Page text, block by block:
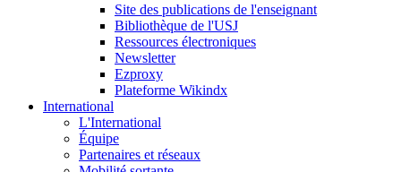
Site des publications de l'enseignant
Bibliothèque de l'USJ
Ressources électroniques
Newsletter
Ezproxy
Plateforme Wikindx
International
L'International
Équipe
Partenaires et réseaux